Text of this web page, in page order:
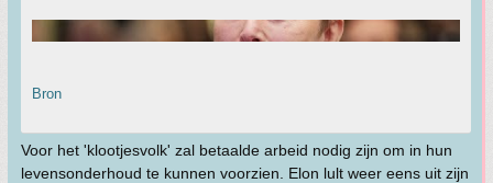
Bron
Voor het 'klootjesvolk' zal betaalde arbeid nodig zijn om in hun
levensonderhoud te kunnen voorzien. Elon lult weer eens uit zijn